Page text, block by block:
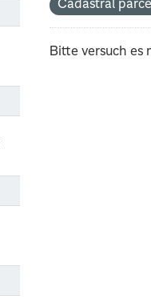
Cadastral
Bitte versuch es